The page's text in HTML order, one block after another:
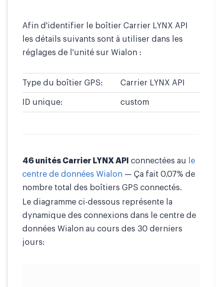
Afin d'identifier le boîtier Carrier LYNX API
les détails suivants sont à utiliser dans les
réglages de l'unité sur Wialon :
Type du boîtier GPS: Carrier LYNX API
ID unique: custom
46 unités Carrier LYNX API connectées au
le
centre de données Wialon — Ça fait 0.07% de
nombre total des boîtiers GPS connectés.
Le diagramme ci-dessous représente la
dynamique des connexions dans le centre de
données Wialon au cours des 30 derniers
jours: